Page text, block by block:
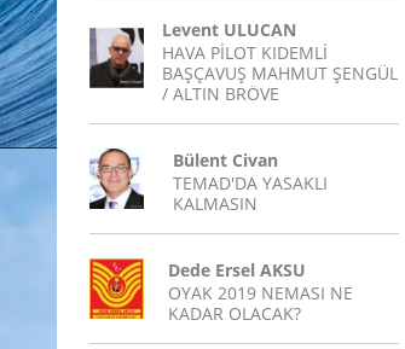
Levent ULUCAN
HAVA PİLOT KIDEMLİ
BAŞÇAVUŞ MAHMUT ŞENGÜL
/ ALTIN BRÖVE
Bülent Civan
TEMAD'DA YASAKLI
KALMASIN
Dede Ersel AKSU
OYAK 2019 NEMASI NE
KADAR OLACAK?